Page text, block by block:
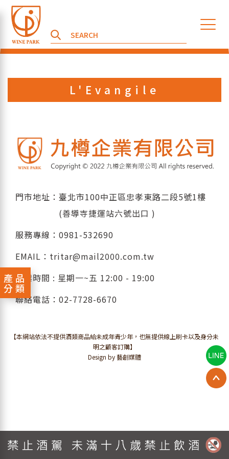
產品
分類
L'Evangile
門市地址：臺北市100中正區忠孝東路二段5號1樓
(善導寺捷運站六號出口 )
服務專線： 0981-532690
EMAIL： tritar@mail2000.com.tw
營業時間 : 星期一~五 12:00 - 19:00
聯絡電話： 02-7728-6670
【本網站依法不提供酒類商品給未成年青少年，也無提供線上刷卡以及身分未
明之顧客訂購】
Design by 藝創媒體